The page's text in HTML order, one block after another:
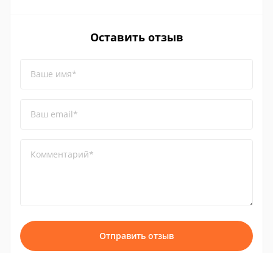
Оставить отзыв
Ваше имя*
Ваш email*
Комментарий*
Отправить отзыв